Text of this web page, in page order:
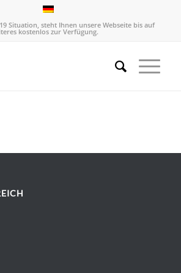
Situation, steht Ihnen unsere Webseite bis auf
kostenlos zur Verfügung.